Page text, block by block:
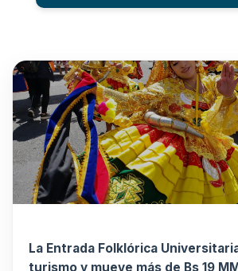
La Entrada Folklórica
turismo y mueve más de Bs 19